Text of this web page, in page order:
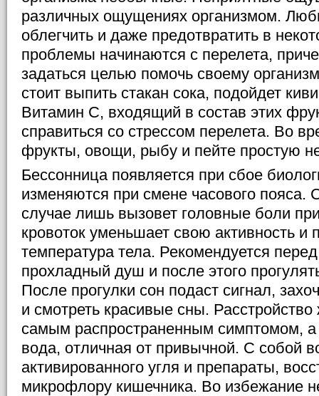
различных ощущениях организмом.
облегчить и даже предотвратить в
проблемы начинаются с перелета,
задаться целью помочь своему
стоит выпить стакан сока, подойдет
Витамин C, входящий в состав этих
справиться со стрессом перелета. Во
фрукты, овощи, рыбу и пейте простую
Бессонница появляется при сбое
изменяются при смене часового пояса.
случае лишь вызовет головные боли
кровоток уменьшает свою активность и
температура тела. Рекомендуется
прохладный душ и после этого
После прогулки сон подаст сигнал,
и смотреть красивые сны. Расстройство
самым распространенным симптомом,
вода, отличная от привычной. С собой
активированного угля и препараты,
микрофлору кишечника. Во избежание